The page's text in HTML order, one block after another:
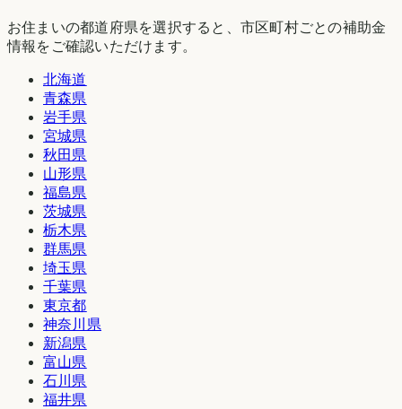
お住まいの都道府県を選択すると、市区町村ごとの補助金
情報をご確認いただけます。
北海道
青森県
岩手県
宮城県
秋田県
山形県
福島県
茨城県
栃木県
群馬県
埼玉県
千葉県
東京都
神奈川県
新潟県
富山県
石川県
福井県